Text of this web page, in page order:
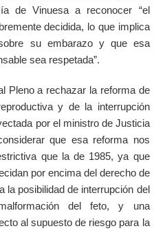
de Vinuesa a reconocer “el
decidida, lo que implica
su embarazo y que esa
sea respetada”.
Pleno a rechazar la reforma de
y de la interrupción
por el ministro de Justicia
que esa reforma nos
que la de 1985, ya que
por encima del derecho de
la posibilidad de interrupción del
del feto, y una
al supuesto de riesgo para la